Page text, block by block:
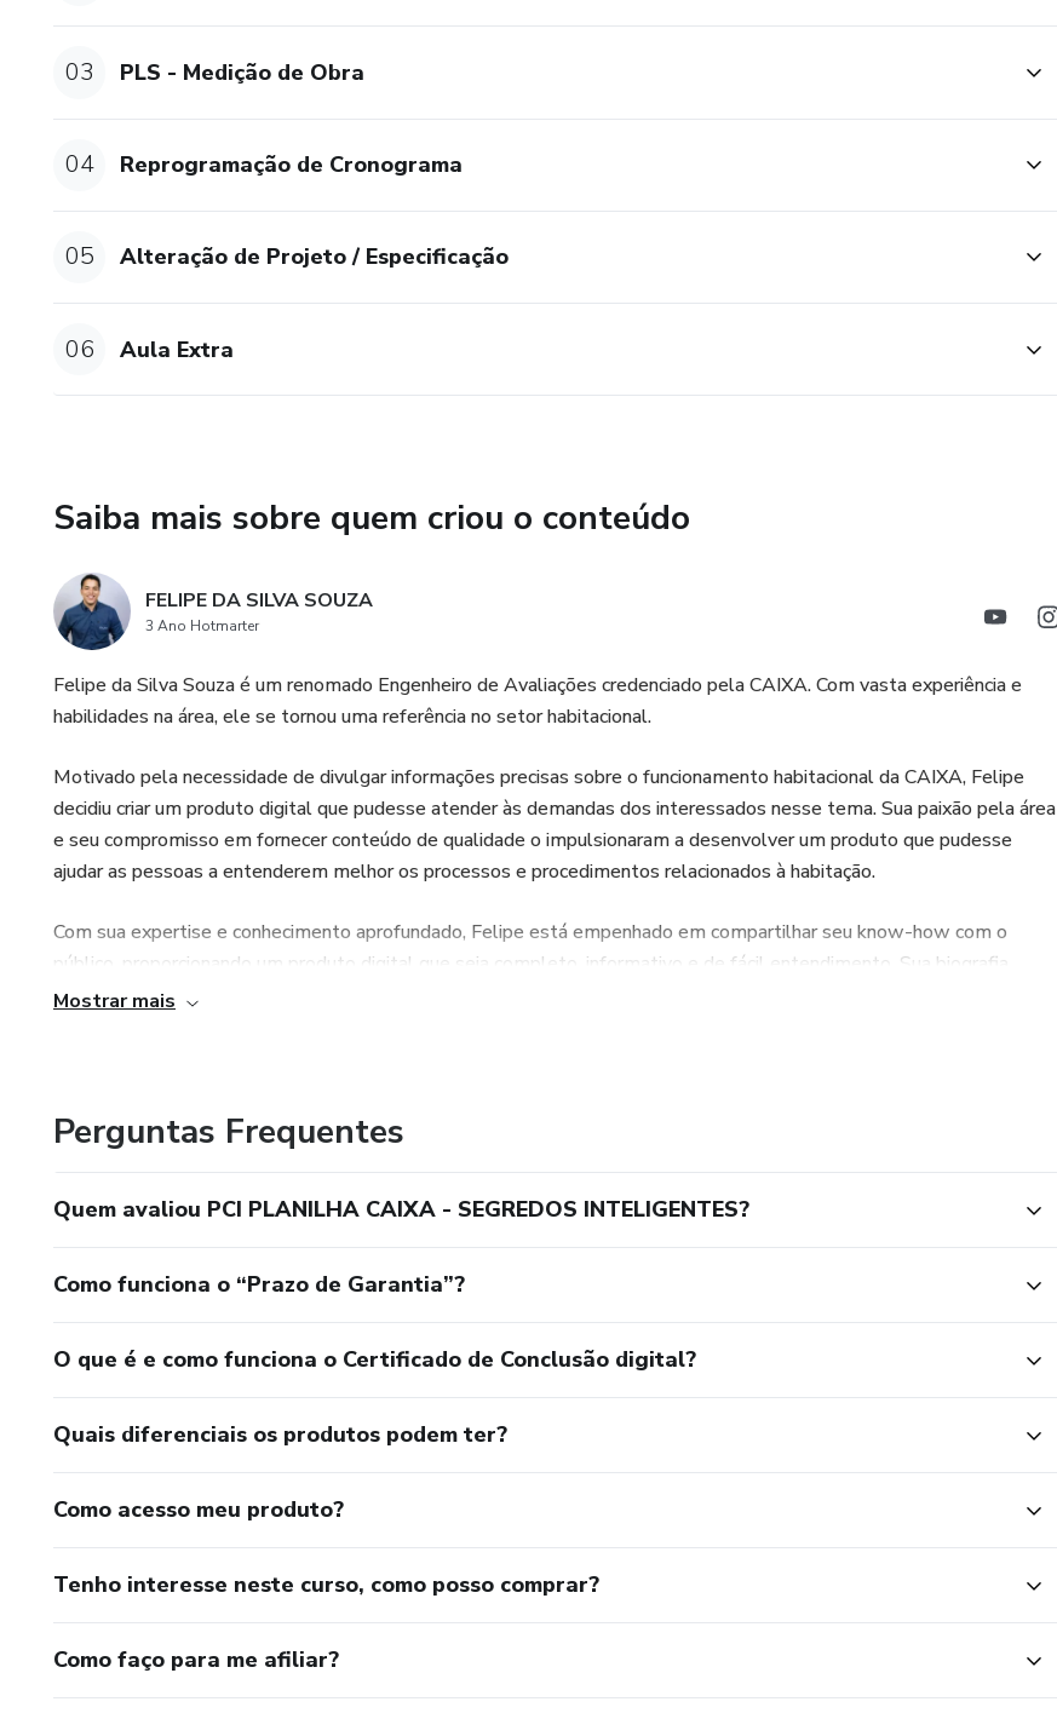
03 PLS - Medição de Obra
04 Reprogramação de Cronograma
05 Alteração de Projeto / Especificação
06 Aula Extra
Saiba mais sobre quem criou o conteúdo
FELIPE DA SILVA SOUZA
3 Ano Hotmarter
Felipe da Silva Souza é um renomado Engenheiro de Avaliações credenciado pela CAIXA. Com vasta experiência e
habilidades na área, ele se tornou uma referência no setor habitacional.
Motivado pela necessidade de divulgar informações precisas sobre o funcionamento habitacional da CAIXA, Felipe
decidiu criar um produto digital que pudesse atender às demandas dos interessados nesse tema. Sua paixão pela área
e seu compromisso em fornecer conteúdo de qualidade o impulsionaram a desenvolver um produto que pudesse
ajudar as pessoas a entenderem melhor os processos e procedimentos relacionados à habitação.
Com sua expertise e conhecimento aprofundado, Felipe está empenhado em compartilhar seu know-how com o
público, proporcionando um produto digital que seja completo, informativo e de fácil entendimento. Sua biografia
atualizada reflete sua dedicação em fornecer um conteúdo de excelência, tornando-o uma escolha confiável para
Mostrar mais
Perguntas Frequentes
Quem avaliou PCI PLANILHA CAIXA - SEGREDOS INTELIGENTES?
Como funciona o “Prazo de Garantia”?
O que é e como funciona o Certificado de Conclusão digital?
Quais diferenciais os produtos podem ter?
Como acesso meu produto?
Tenho interesse neste curso, como posso comprar?
Como faço para me afiliar?